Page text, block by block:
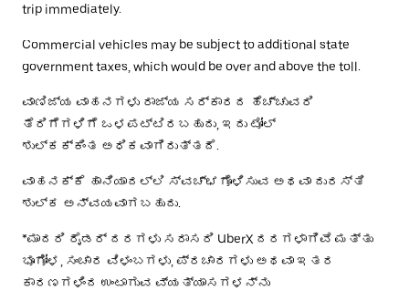
trip immediately.
Commercial vehicles may be subject to additional state
government taxes, which would be over and above the toll.
ವಾಣಿಜ್ಯ ವಾಹನಗಳು ರಾಜ್ಯ ಸರ್ಕಾರದ ಹೆಚ್ಚುವರಿ
ತೆರಿಗೆಗಳಿಗೆ ಒಳಪಟ್ಟಿರಬಹುದು, ಇದು ಟೋಲ್
ಶುಲ್ಕಕ್ಕಿಂತ ಅಧಿಕವಾಗಿರುತ್ತದೆ.
ವಾಹನಕ್ಕೆ ಹಾನಿಯಾದಲ್ಲಿ ಸ್ವಚ್ಛಗೊಳಿಸುವ ಅಥವಾ ದುರಸ್ತಿ
ಶುಲ್ಕ ಅನ್ವಯವಾಗಬಹುದು.
*ಮಾದರಿ ರೈಡರ್ ದರಗಳು ಸರಾಸರಿ UberX ದರಗಳಾಗಿವೆ ಮತ್ತು
ಭೂಗೋಳ, ಸಂಚಾರ ವಿಳಂಬಗಳು, ಪ್ರಚಾರಗಳು ಅಥವಾ ಇತರ
ಕಾರಣಗಳಿಂದ ಉಂಟಾಗುವ ವ್ಯತ್ಯಾಸಗಳನ್ನು